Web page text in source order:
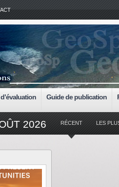
Guide de publication
2026 RÉCENT LES